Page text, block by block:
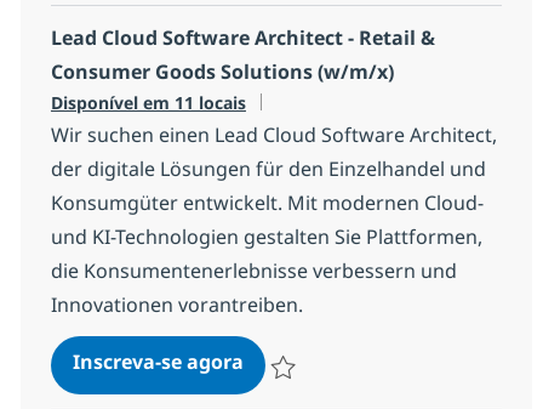
Lead Cloud Software Architect - Retail &
Consumer Goods Solutions (w/m/x)
Disponível em 11 locais
Wir suchen einen Lead Cloud Software Architect,
der digitale Lösungen für den Einzelhandel und
Konsumgüter entwickelt. Mit modernen Cloud-
und KI-Technologien gestalten Sie Plattformen,
die Konsumentenerlebnisse verbessern und
Innovationen vorantreiben.
Inscreva-se agoraLead Cloud Software